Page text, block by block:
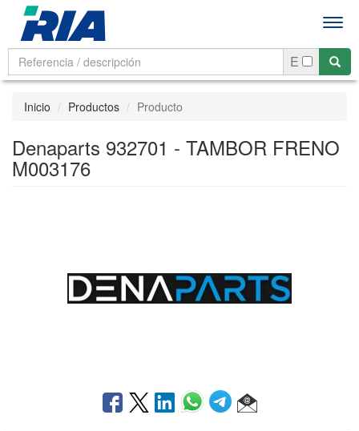
E
Inicio Productos Producto
Denaparts 932701 - TAMBOR FRENO
M003176